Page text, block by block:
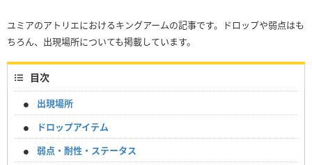
ユミアのアトリエにおけるキングアームの記事です。ドロップや弱点はも
ちろん、出現場所についても掲載しています。
目次
出現場所
ドロップアイテム
弱点・耐性・ステータス